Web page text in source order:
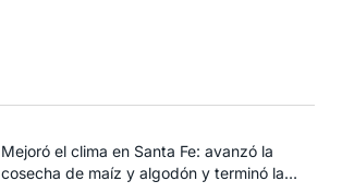
Mejoró el clima en Santa Fe: avanzó la
cosecha de maíz y algodón y terminó la